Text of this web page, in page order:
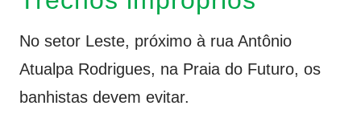
No setor Leste, próximo à rua Antônio
Atualpa Rodrigues, na Praia do Futuro, os
banhistas devem evitar.